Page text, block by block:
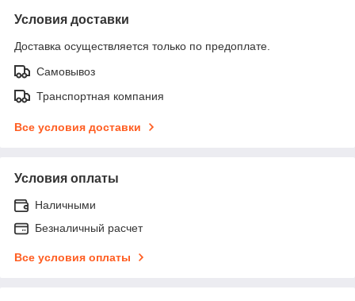
Условия доставки
Доставка осуществляется только по предоплате.
Самовывоз
Транспортная компания
Все условия доставки
Условия оплаты
Наличными
Безналичный расчет
Все условия оплаты